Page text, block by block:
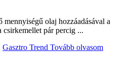
olaj hozzáadásával a
csirkemellet pár percig ...
Gasztro Trend Tovább olvasom